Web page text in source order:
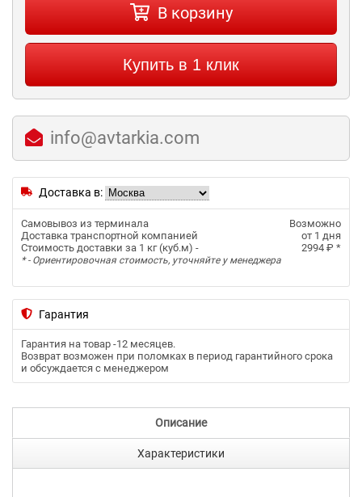
В корзину
Купить в 1 клик
info@avtarkia.com
Доставка в:
Самовывоз из терминала
Возможно
Доставка транспортной компанией
от 1 дня
Стоимость доставки за 1 кг (куб.м) -
2994 ₽ *
* - Ориентировочная стоимость, уточняйте у менеджера
Гарантия
Гарантия на товар -12 месяцев.
Возврат возможен при поломках в период гарантийного срока
и обсуждается с менеджером
Описание
Характеристики